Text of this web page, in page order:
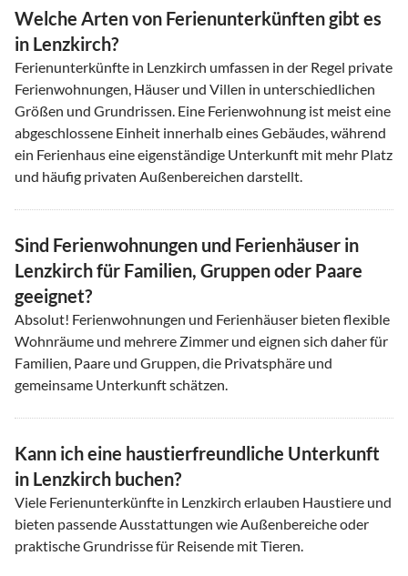
Welche Arten von Ferienunterkünften gibt es
in Lenzkirch?
Ferienunterkünfte in Lenzkirch umfassen in der Regel private
Ferienwohnungen, Häuser und Villen in unterschiedlichen
Größen und Grundrissen. Eine Ferienwohnung ist meist eine
abgeschlossene Einheit innerhalb eines Gebäudes, während
ein Ferienhaus eine eigenständige Unterkunft mit mehr Platz
und häufig privaten Außenbereichen darstellt.
Sind Ferienwohnungen und Ferienhäuser in
Lenzkirch für Familien, Gruppen oder Paare
geeignet?
Absolut! Ferienwohnungen und Ferienhäuser bieten flexible
Wohnräume und mehrere Zimmer und eignen sich daher für
Familien, Paare und Gruppen, die Privatsphäre und
gemeinsame Unterkunft schätzen.
Kann ich eine haustierfreundliche Unterkunft
in Lenzkirch buchen?
Viele Ferienunterkünfte in Lenzkirch erlauben Haustiere und
bieten passende Ausstattungen wie Außenbereiche oder
praktische Grundrisse für Reisende mit Tieren.